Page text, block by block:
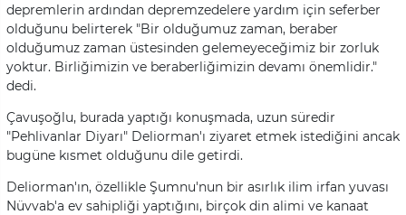
depremlerin ardından depremzedelere yardım için seferber
olduğunu belirterek "Bir olduğumuz zaman, beraber
olduğumuz zaman üstesinden gelemeyeceğimiz bir zorluk
yoktur. Birliğimizin ve beraberliğimizin devamı önemlidir."
dedi.
Çavuşoğlu, burada yaptığı konuşmada, uzun süredir
"Pehlivanlar Diyarı" Deliorman'ı ziyaret etmek istediğini ancak
bugüne kısmet olduğunu dile getirdi.
Deliorman'ın, özellikle Şumnu'nun bir asırlık ilim irfan yuvası
Nüvvab'a ev sahipliği yaptığını, birçok din alimi ve kanaat